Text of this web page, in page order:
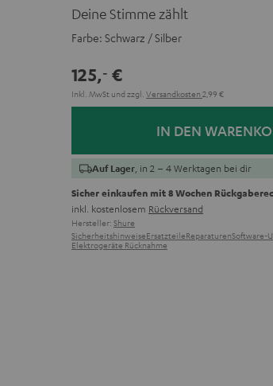
Deine Stimme zählt
Farbe: Schwarz / Silber
125,‐ €
Inkl. MwSt und zzgl. Versandkosten 2,99 €
IN DEN
Auf Lager , in 2 – 4 Werktagen bei dir
Sicher einkaufen mit 8 Wochen
inkl. kostenlosem Rückversand
Hersteller: Shure
SicherheitshinweiseErsatzteileReparaturenSoftware-
Elektrogeräte Rücknahme